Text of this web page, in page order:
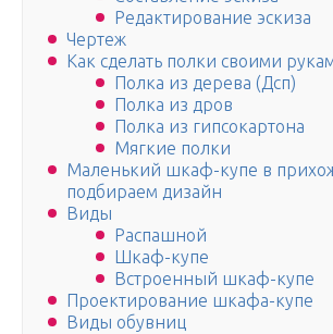
Редактирование эскиза
Чертеж
Как сделать полки своими
Полка из дерева (Дсп)
Полка из дров
Полка из гипсокартона
Мягкие полки
Маленький шкаф-купе в
подбираем дизайн
Виды
Распашной
Шкаф-купе
Встроенный шкаф-купе
Проектирование шкафа-купе
Виды обувниц